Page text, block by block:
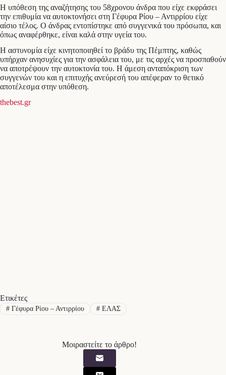
Η υπόθεση της αναζήτησης του 58χρονου άνδρα που είχε εκφράσει
την επιθυμία να αυτοκτονήσει στη Γέφυρα Ρίου – Αντιρρίου είχε
αίσιο τέλος. Ο άνδρας εντοπίστηκε από συγγενικά του πρόσωπα, και
όπως αναφέρθηκε, είναι καλά στην υγεία του.
Η αστυνομία είχε κινητοποιηθεί το βράδυ της Πέμπτης, καθώς
υπήρχαν ανησυχίες για την ασφάλεια του, με τις αρχές να προσπαθούν
να αποτρέψουν την αυτοκτονία του. Η άμεση ανταπόκριση των
συγγενών του και η επιτυχής ανεύρεσή του απέφεραν το θετικό
αποτέλεσμα στην υπόθεση.
thebest.gr
Ετικέτες
#Γέφυρα Ρίου – Αντιρρίου #ΕΛΑΣ
Μοιραστείτε το άρθρο!